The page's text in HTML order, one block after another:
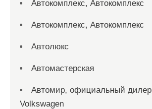
Автокомплекс, Автокомплекс
Автокомплекс, Автокомплекс
Автолюкс
Автомастерская
Автомир, официальный дилер
Volkswagen